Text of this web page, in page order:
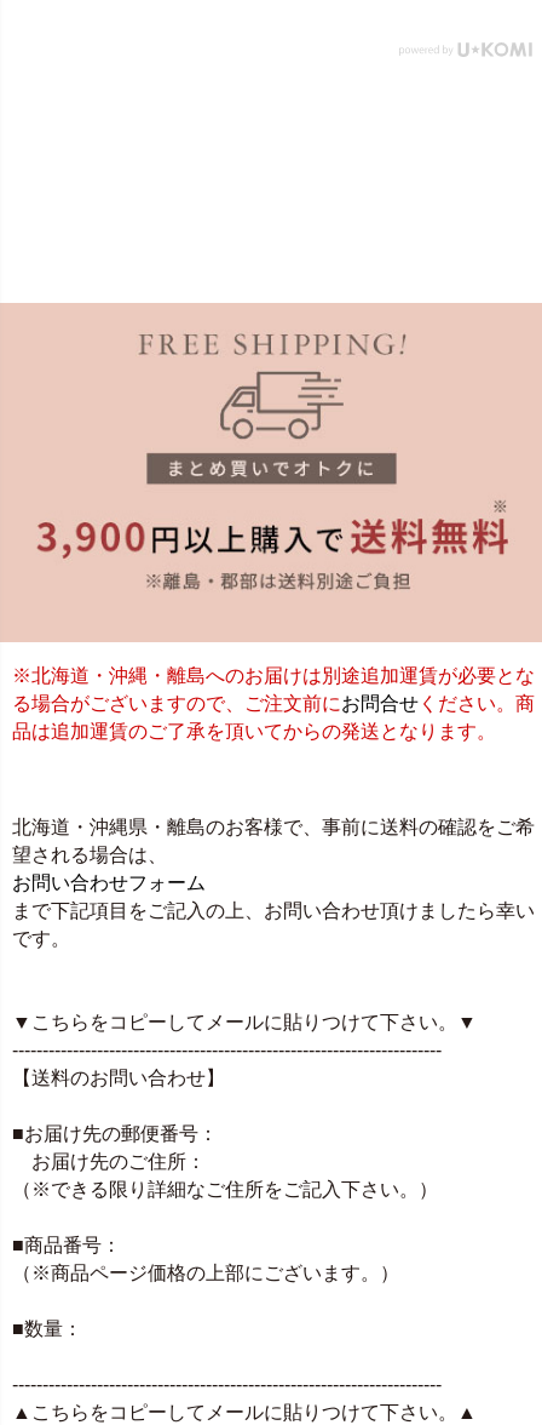
※北海道・沖縄・離島へのお届けは別途追加運賃が必要とな
る場合がございますので、ご注文前にお問合せ ください。商
品は追加運賃のご了承を頂いてからの発送となります。
北海道・沖縄県・離島のお客様で、事前に送料の確認をご希
望される場合は、
お問い合わせフォーム
まで下記項目をご記入の上、お問い合わせ頂けましたら幸い
です。
▼こちらをコピーしてメールに貼りつけて下さい。▼
-----------------------------------------------------------------------
【送料のお問い合わせ】
■お届け先の郵便番号：
お届け先のご住所：
（※できる限り詳細なご住所をご記入下さい。）
■商品番号：
（※商品ページ価格の上部にございます。）
■数量：
-----------------------------------------------------------------------
▲こちらをコピーしてメールに貼りつけて下さい。▲